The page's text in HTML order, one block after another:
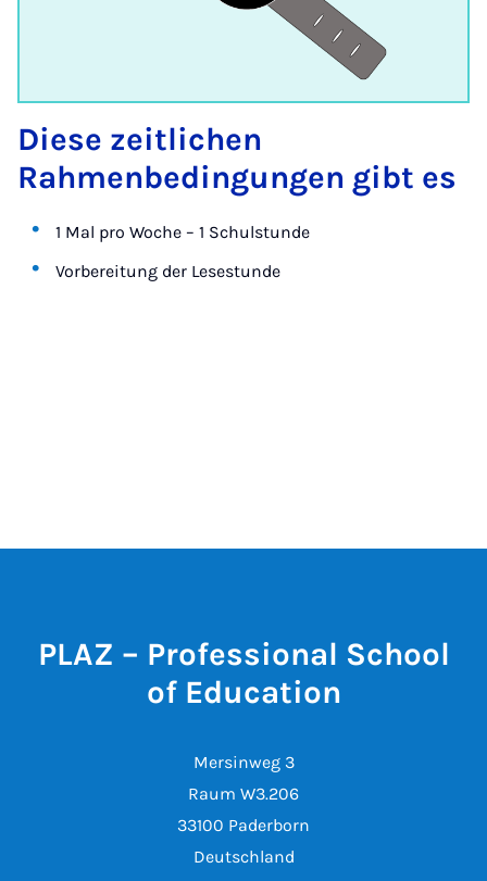
Diese zeitlichen
Rahmenbedingungen gibt es
1 Mal pro Woche – 1 Schulstunde
Vorbereitung der Lesestunde
PLAZ – Professional School
of Education
Mersinweg 3
Raum W3.206
33100 Paderborn
Deutschland